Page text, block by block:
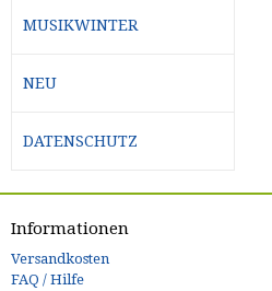
MUSIKWINTER
NEU
DATENSCHUTZ
Informationen
Versandkosten
FAQ / Hilfe